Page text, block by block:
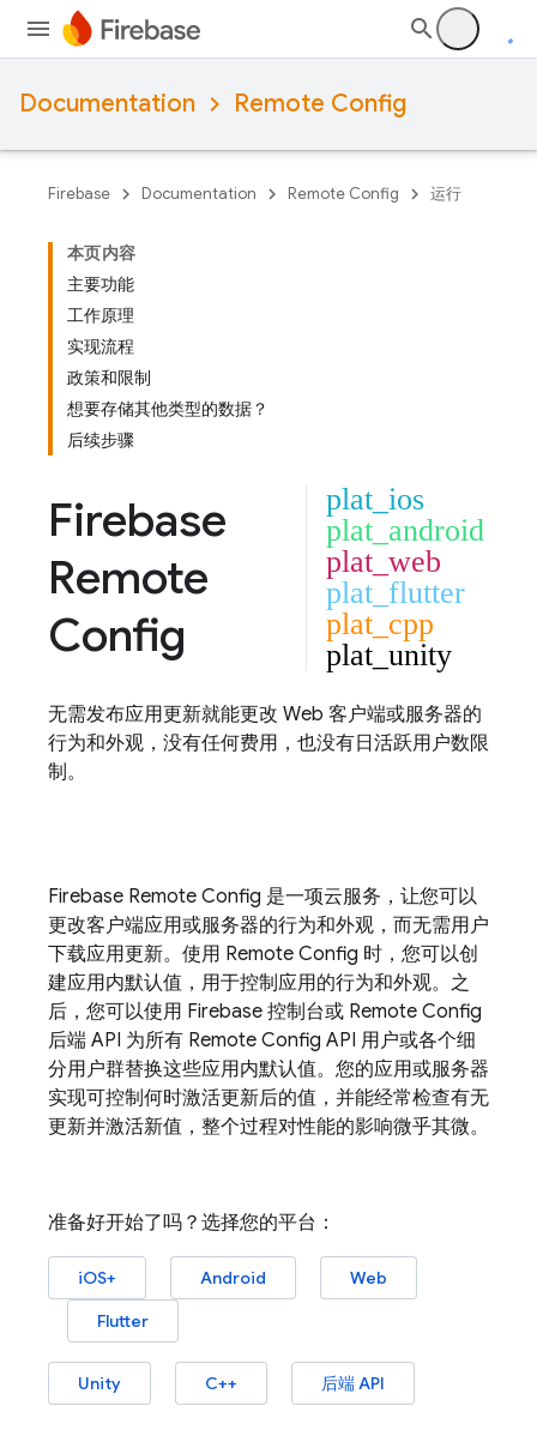
Documentation Remote Config
Firebase Documentation Remote Config 运行
本页内容
主要功能
工作原理
实现流程
政策和限制
想要存储其他类型的数据？
后续步骤
Firebase
Remote
Config
plat_ios
plat_android
plat_web
plat_flutter
plat_cpp
plat_unity
无需发布应用更新就能更改 Web 客户端或服务器的
行为和外观，没有任何费用，也没有日活跃用户数限
制。
Firebase Remote Config 是一项云服务，让您可以
更改客户端应用或服务器的行为和外观，而无需用户
下载应用更新。使用 Remote Config 时，您可以创
建应用内默认值，用于控制应用的行为和外观。之
后，您可以使用 Firebase 控制台或 Remote Config
后端 API 为所有 Remote Config API 用户或各个细
分用户群替换这些应用内默认值。您的应用或服务器
实现可控制何时激活更新后的值，并能经常检查有无
更新并激活新值，整个过程对性能的影响微乎其微。
准备好开始了吗？选择您的平台：
iOS+ Android
Web
Flutter
Unity C++ 后端 API